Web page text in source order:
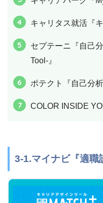
キャリタス就活『
セプテーニ『自己
Tool-』
ポテクト『自己分析
COLOR INSIDE
3-1.マイナビ『適職